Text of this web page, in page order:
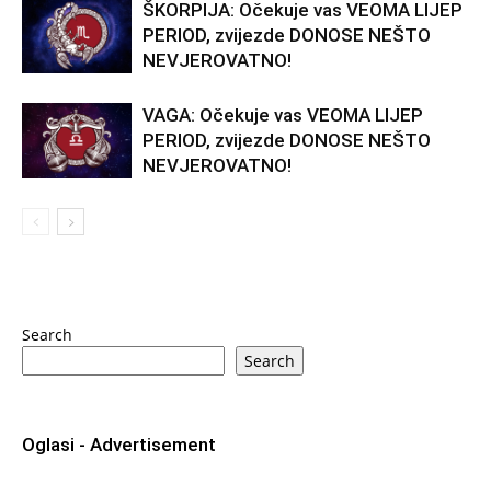
ŠKORPIJA: Očekuje vas VEOMA LIJEP
PERIOD, zvijezde DONOSE NEŠTO
NEVJEROVATNO!
VAGA: Očekuje vas VEOMA LIJEP
PERIOD, zvijezde DONOSE NEŠTO
NEVJEROVATNO!
Search
Search
Oglasi - Advertisement